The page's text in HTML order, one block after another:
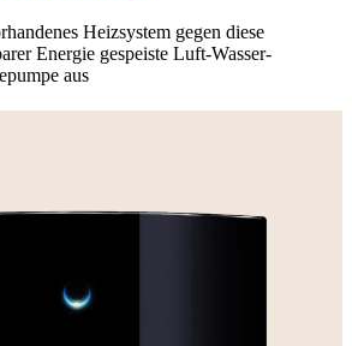
Heizsystem gegen diese
Energie gespeiste Luft-Wasser-
aus